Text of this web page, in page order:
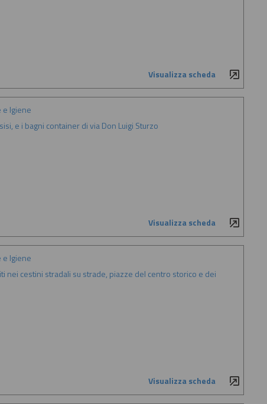
Visualizza scheda
e Igiene
e i bagni container di via Don Luigi Sturzo
Visualizza scheda
e Igiene
nei cestini stradali su strade, piazze del centro storico e dei
Visualizza scheda